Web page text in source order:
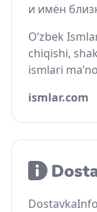
и имён
O‘zbek
chiqishi,
ismlari
ismlar.com